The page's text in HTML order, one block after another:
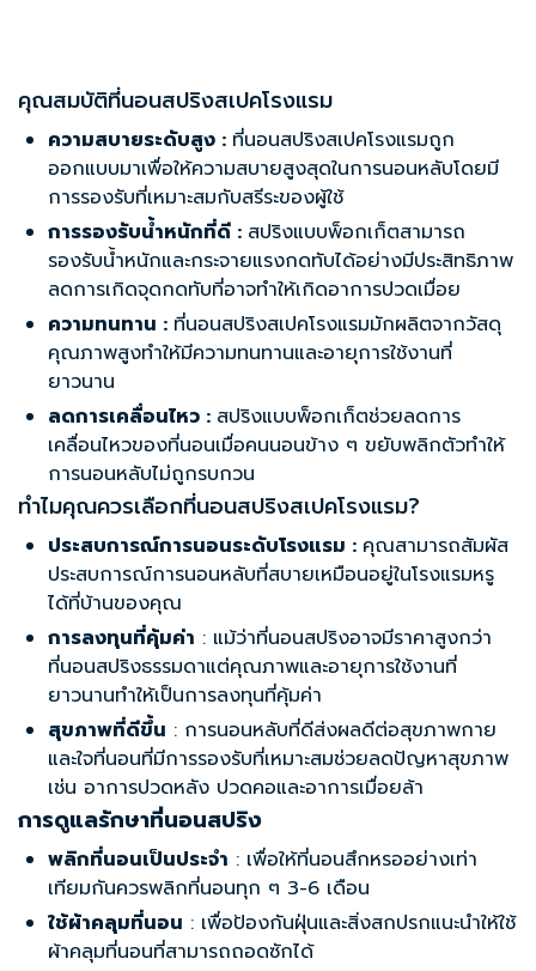
คุณสมบัติที่นอนสปริงสเปคโรงแรม
ความสบายระดับสูง : ที่นอนสปริงสเปคโรงแรมถูก
ออกแบบมาเพื่อให้ความสบายสูงสุดในการนอนหลับโดยมี
การรองรับที่เหมาะสมกับสรีระของผู้ใช้
การรองรับน้ำหนักที่ดี : สปริงแบบพ็อกเก็ตสามารถ
รองรับน้ำหนักและกระจายแรงกดทับได้อย่างมีประสิทธิภาพ
ลดการเกิดจุดกดทับที่อาจทำให้เกิดอาการปวดเมื่อย
ความทนทาน : ที่นอนสปริงสเปคโรงแรมมักผลิตจากวัสดุ
คุณภาพสูงทำให้มีความทนทานและอายุการใช้งานที่
ยาวนาน
ลดการเคลื่อนไหว : สปริงแบบพ็อกเก็ตช่วยลดการ
เคลื่อนไหวของที่นอนเมื่อคนนอนข้าง ๆ ขยับพลิกตัวทำให้
การนอนหลับไม่ถูกรบกวน
ทำไมคุณควรเลือกที่นอนสปริงสเปคโรงแรม?
ประสบการณ์การนอนระดับโรงแรม : คุณสามารถสัมผัส
ประสบการณ์การนอนหลับที่สบายเหมือนอยู่ในโรงแรมหรู
ได้ที่บ้านของคุณ
การลงทุนที่คุ้มค่า : แม้ว่าที่นอนสปริงอาจมีราคาสูงกว่า
ที่นอนสปริงธรรมดาแต่คุณภาพและอายุการใช้งานที่
ยาวนานทำให้เป็นการลงทุนที่คุ้มค่า
สุขภาพที่ดีขึ้น : การนอนหลับที่ดีส่งผลดีต่อสุขภาพกาย
และใจที่นอนที่มีการรองรับที่เหมาะสมช่วยลดปัญหาสุขภาพ
เช่น อาการปวดหลัง ปวดคอและอาการเมื่อยล้า
การดูแลรักษาที่นอนสปริง
พลิกที่นอนเป็นประจำ : เพื่อให้ที่นอนสึกหรออย่างเท่า
เทียมกันควรพลิกที่นอนทุก ๆ 3-6 เดือน
ใช้ผ้าคลุมที่นอน : เพื่อป้องกันฝุ่นและสิ่งสกปรกแนะนำให้ใช้
ผ้าคลุมที่นอนที่สามารถถอดซักได้